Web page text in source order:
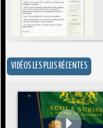
VIDÉOS LES PLUS RÉCENTES